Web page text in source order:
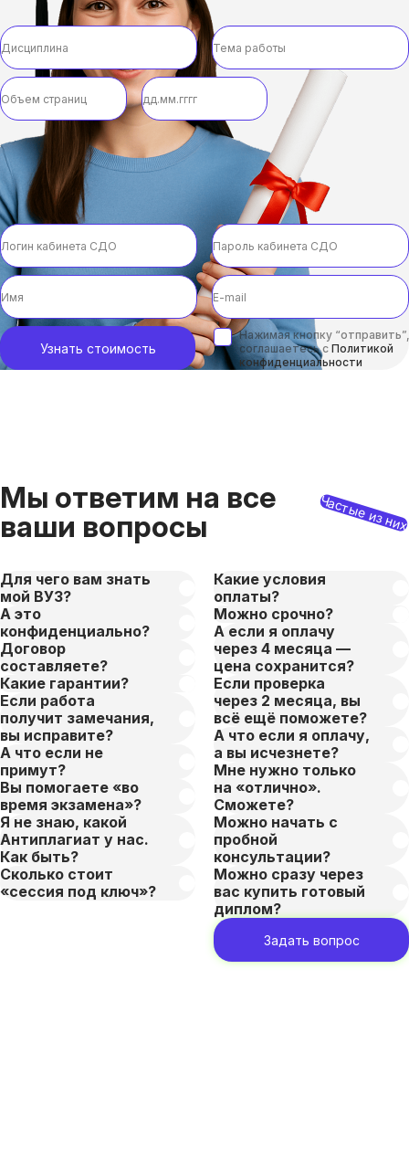
Узнать стоимость
Нажимая кнопку
соглашаетесь с Политикой
конфиденциальности
Мы ответим на все
ваши вопросы
Частые из них
Для чего вам знать
мой ВУЗ?
А это
конфиденциально?
Договор
составляете?
Какие гарантии?
Если работа
получит замечания,
вы исправите?
А что если не
примут?
Вы помогаете «во
время экзамена»?
Я не знаю, какой
Антиплагиат у нас.
Как быть?
Сколько стоит
«сессия под ключ»?
Какие условия
оплаты?
Можно срочно?
А если я оплачу
через 4 месяца —
цена сохранится?
Если проверка
через 2 месяца, вы
всё ещё поможете?
А что если я оплачу,
а вы исчезнете?
Мне нужно только
на «отлично».
Сможете?
Можно начать с
пробной
консультации?
Можно сразу через
вас купить готовый
диплом?
Задать вопрос